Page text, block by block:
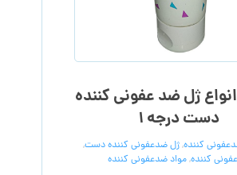
ژل ضد عفونی کننده
دست درجه ۱
کننده,ژل ضدعفونی کننده دست,
کننده,مواد ضدعفونی کننده